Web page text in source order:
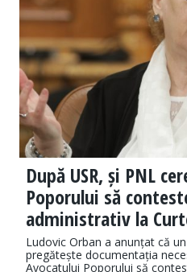
După USR, și PNL
Poporului să
administrativ la
Ludovic Orban a anunțat că
pregătește documentația
Avocatului Poporului să